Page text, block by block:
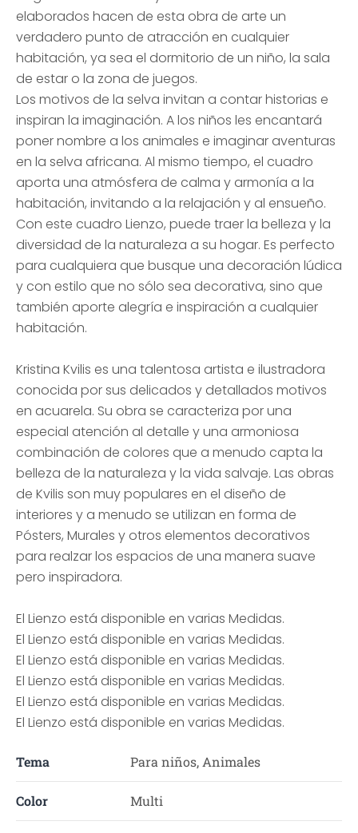
elaborados hacen de esta obra de arte un
verdadero punto de atracción en cualquier
habitación, ya sea el dormitorio de un niño, la sala
de estar o la zona de juegos.
Los motivos de la selva invitan a contar historias e
inspiran la imaginación. A los niños les encantará
poner nombre a los animales e imaginar aventuras
en la selva africana. Al mismo tiempo, el cuadro
aporta una atmósfera de calma y armonía a la
habitación, invitando a la relajación y al ensueño.
Con este cuadro Lienzo, puede traer la belleza y la
diversidad de la naturaleza a su hogar. Es perfecto
para cualquiera que busque una decoración lúdica
y con estilo que no sólo sea decorativa, sino que
también aporte alegría e inspiración a cualquier
habitación.
Kristina Kvilis es una talentosa artista e ilustradora
conocida por sus delicados y detallados motivos
en acuarela. Su obra se caracteriza por una
especial atención al detalle y una armoniosa
combinación de colores que a menudo capta la
belleza de la naturaleza y la vida salvaje. Las obras
de Kvilis son muy populares en el diseño de
interiores y a menudo se utilizan en forma de
Pósters, Murales y otros elementos decorativos
para realzar los espacios de una manera suave
pero inspiradora.
El Lienzo está disponible en varias Medidas.
El Lienzo está disponible en varias Medidas.
El Lienzo está disponible en varias Medidas.
El Lienzo está disponible en varias Medidas.
El Lienzo está disponible en varias Medidas.
El Lienzo está disponible en varias Medidas.
Tema Para niños, Animales
Color Multi